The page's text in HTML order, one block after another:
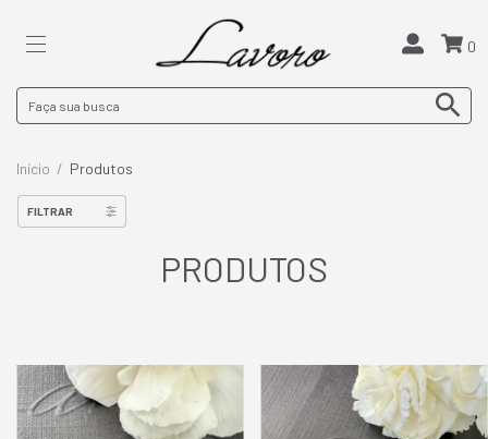
0
Início / Produtos
FILTRAR
PRODUTOS